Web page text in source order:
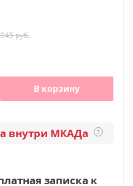
руб.
В корзину
внутри МКАДа ?
записка к